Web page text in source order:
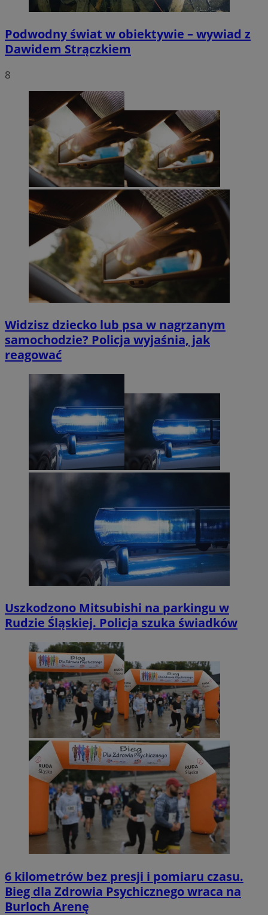
Podwodny świat w obiektywie – wywiad z
Dawidem Strączkiem
8
Widzisz dziecko lub psa w nagrzanym
samochodzie? Policja wyjaśnia, jak
reagować
Uszkodzono Mitsubishi na parkingu w
Rudzie Śląskiej. Policja szuka świadków
6 kilometrów bez presji i pomiaru czasu.
Bieg dla Zdrowia Psychicznego wraca na
Burloch Arenę